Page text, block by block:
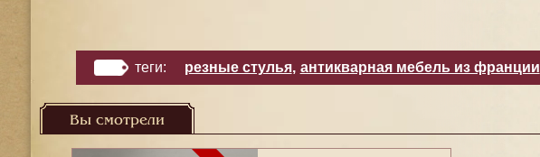
теги: резные стулья, антикварная мебель из франции
Вы смотрели